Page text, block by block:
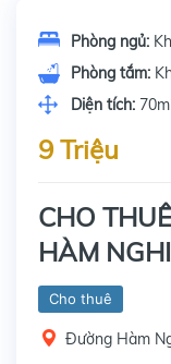
Phòng ngủ:
Phòng tắm:
Diện tích:
9 Triệu
CHO
HÀM
Cho thuê
Đường Hàm